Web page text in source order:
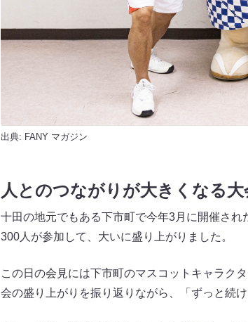
出典: FANY マガジン
人とのつながりが大きくなる大
十田の地元でもある下市町で今年3月に開催さ
300人が参加して、大いに盛り上がりました。
この日の会見には下市町のマスコットキャラク
会の盛り上がりを振り返りながら、「ずっと続